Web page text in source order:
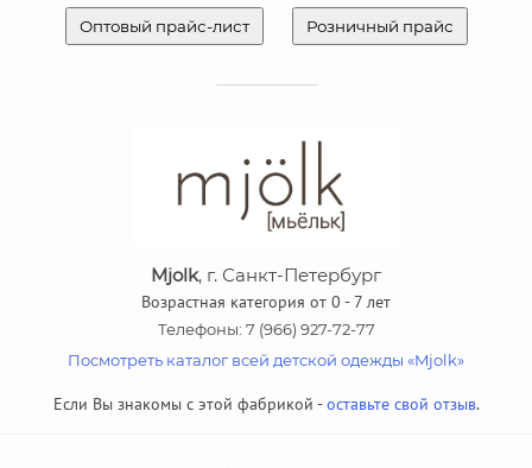
Оптовый прайс-лист Розничный прайс
Mjolk, г. Санкт-Петербург
Возрастная категория от 0 - 7 лет
Телефоны: 7 (966) 927-72-77
Посмотреть каталог всей детской одежды «Mjolk»
Если Вы знакомы с этой фабрикой -оставьте свой отзыв.